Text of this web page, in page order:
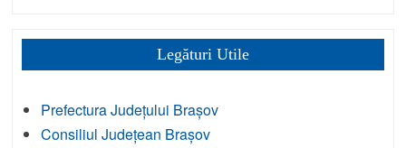
Legături Utile
Prefectura Județului Brașov
Consiliul Județean Brașov